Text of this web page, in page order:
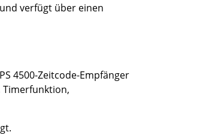
verfügt über einen
4500-Zeitcode-Empfänger
Timerfunktion,